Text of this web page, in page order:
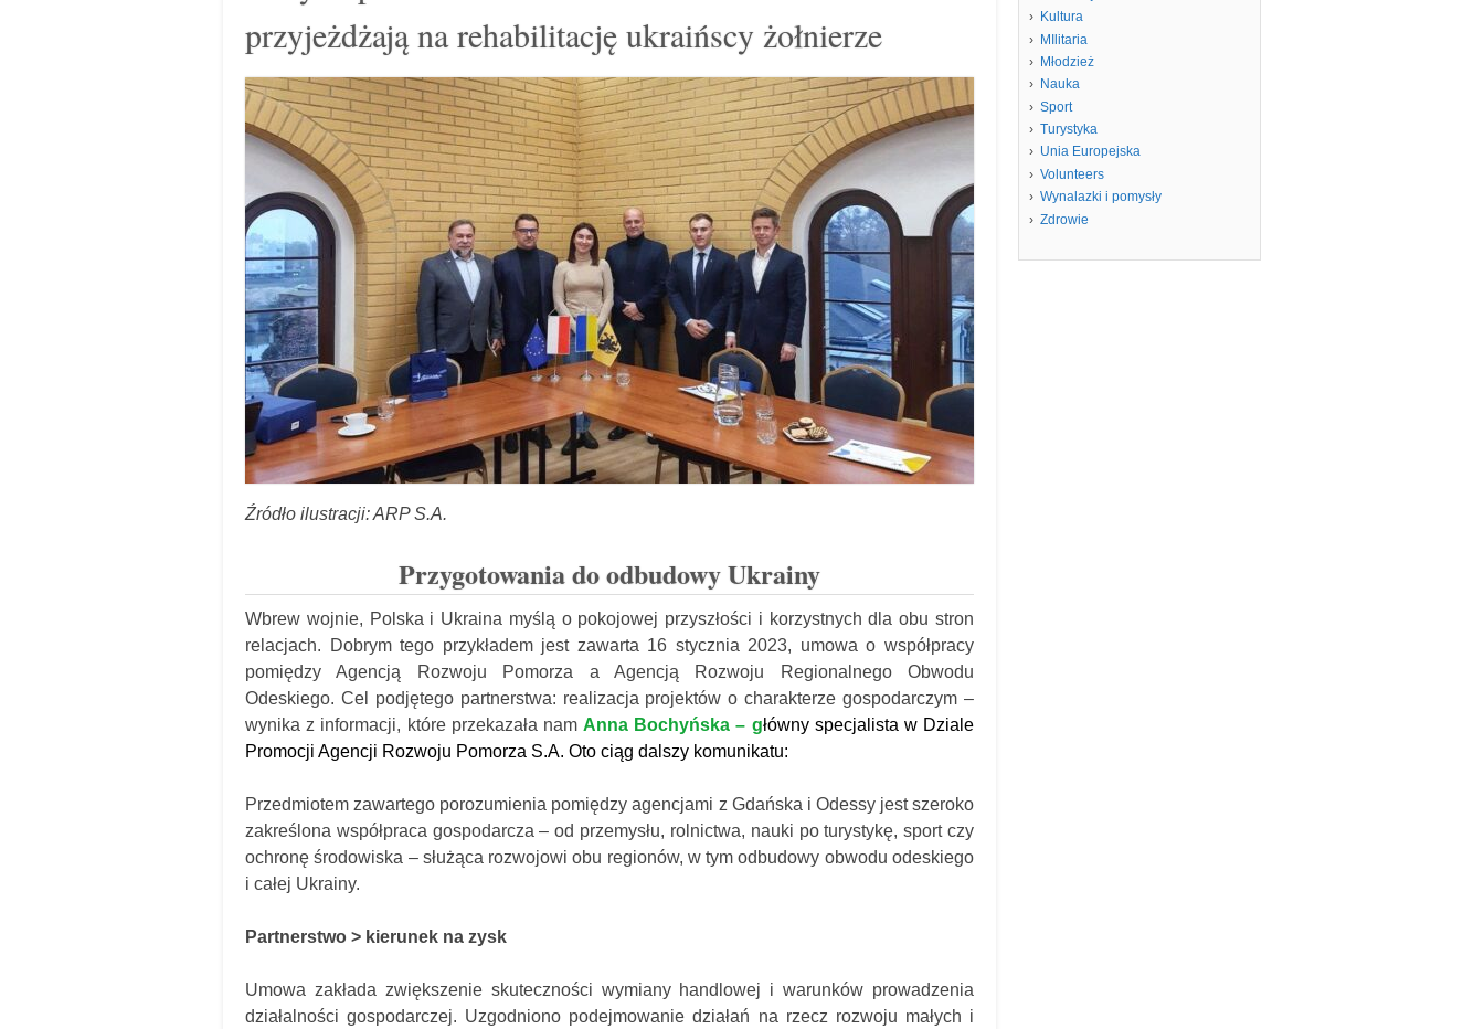
przyjeżdżają na rehabilitację ukraińscy żołnierze
Źródło ilustracji: ARP S.A.
Przygotowania do odbudowy Ukrainy
Wbrew wojnie, Polska i Ukraina myślą o pokojowej przyszłości i korzystnych dla obu stron
relacjach. Dobrym tego przykładem jest zawarta 16 stycznia 2023, umowa o współpracy
pomiędzy Agencją Rozwoju Pomorza a Agencją Rozwoju Regionalnego Obwodu
Odeskiego. Cel podjętego partnerstwa: realizacja projektów o charakterze gospodarczym –
wynika z informacji, które przekazała nam Anna Bochyńska – główny specjalista w Dziale
Promocji Agencji Rozwoju Pomorza S.A. Oto ciąg dalszy komunikatu:
Przedmiotem zawartego porozumienia pomiędzy agencjami z Gdańska i Odessy jest szeroko
zakreślona współpraca gospodarcza – od przemysłu, rolnictwa, nauki po turystykę, sport czy
ochronę środowiska – służąca rozwojowi obu regionów, w tym odbudowy obwodu odeskiego
i całej Ukrainy.
Partnerstwo > kierunek na zysk
Umowa zakłada zwiększenie skuteczności wymiany handlowej i warunków prowadzenia
działalności gospodarczej. Uzgodniono podejmowanie działań na rzecz rozwoju małych i
Kultura
MIlitaria
Młodzież
Nauka
Sport
Turystyka
Unia Europejska
Volunteers
Wynalazki i pomysły
Zdrowie